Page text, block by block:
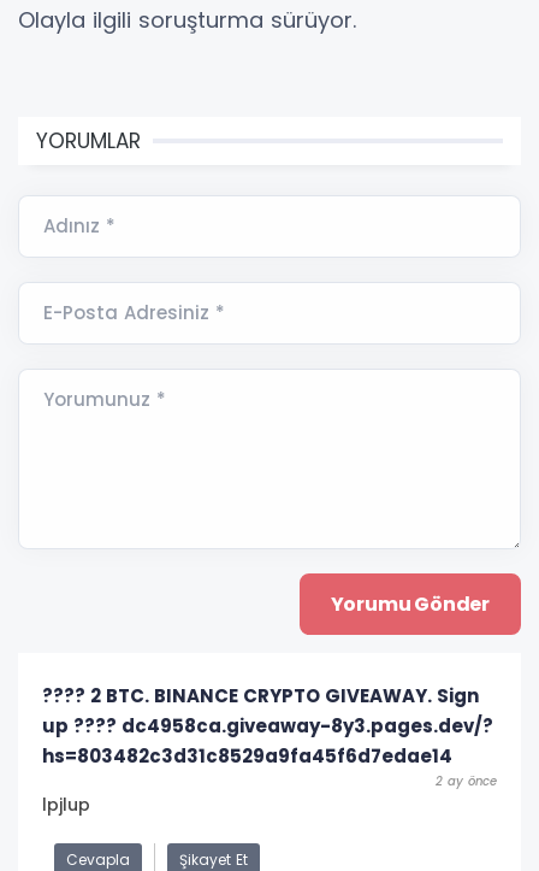
Olayla ilgili soruşturma sürüyor.
YORUMLAR
Adınız *
E-Posta Adresiniz *
Yorumunuz *
???? 2 BTC. BINANCE CRYPTO GIVEAWAY. Sign
up ???? dc4958ca.giveaway-8y3.pages.dev/?
hs=803482c3d31c8529a9fa45f6d7edae14
2 ay önce
lpjlup
Cevapla Şikayet Et